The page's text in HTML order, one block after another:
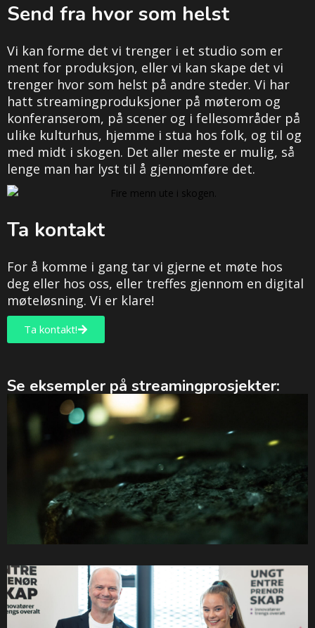
Send fra hvor som helst
Vi kan forme det vi trenger i et studio som er
ment for produksjon, eller vi kan skape det vi
trenger hvor som helst på andre steder. Vi har
hatt streamingproduksjoner på møterom og
konferanserom, på scener og i fellesområder på
ulike kulturhus, hjemme i stua hos folk, og til og
med midt i skogen. Det aller meste er mulig, så
lenge man har lyst til å gjennomføre det.
Ta kontakt
For å komme i gang tar vi gjerne et møte hos
deg eller hos oss, eller treffes gjennom en digital
møteløsning. Vi er klare!
Ta kontakt!
Se eksempler på streamingprosjekter:
The Digitalisation of Memory
Streaming Webinar